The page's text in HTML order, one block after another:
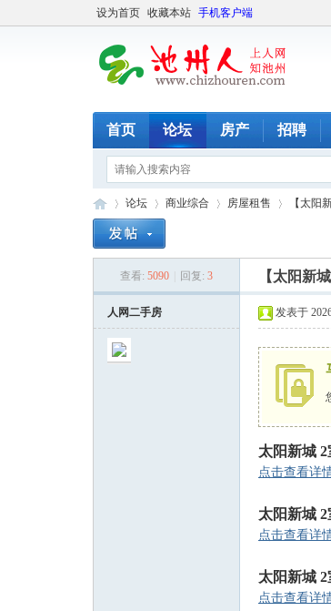
设为首页 收藏本站 手机客户端
首页 论坛 房产 招聘
论坛
›
商业综合
›
房屋租售
›
【太阳
查看: 5090 回复: 3 【太阳新
人网二手房 发表于
太阳新城 2
点击查看详
太阳新城 2
点击查看详
太阳新城 2
点击查看详